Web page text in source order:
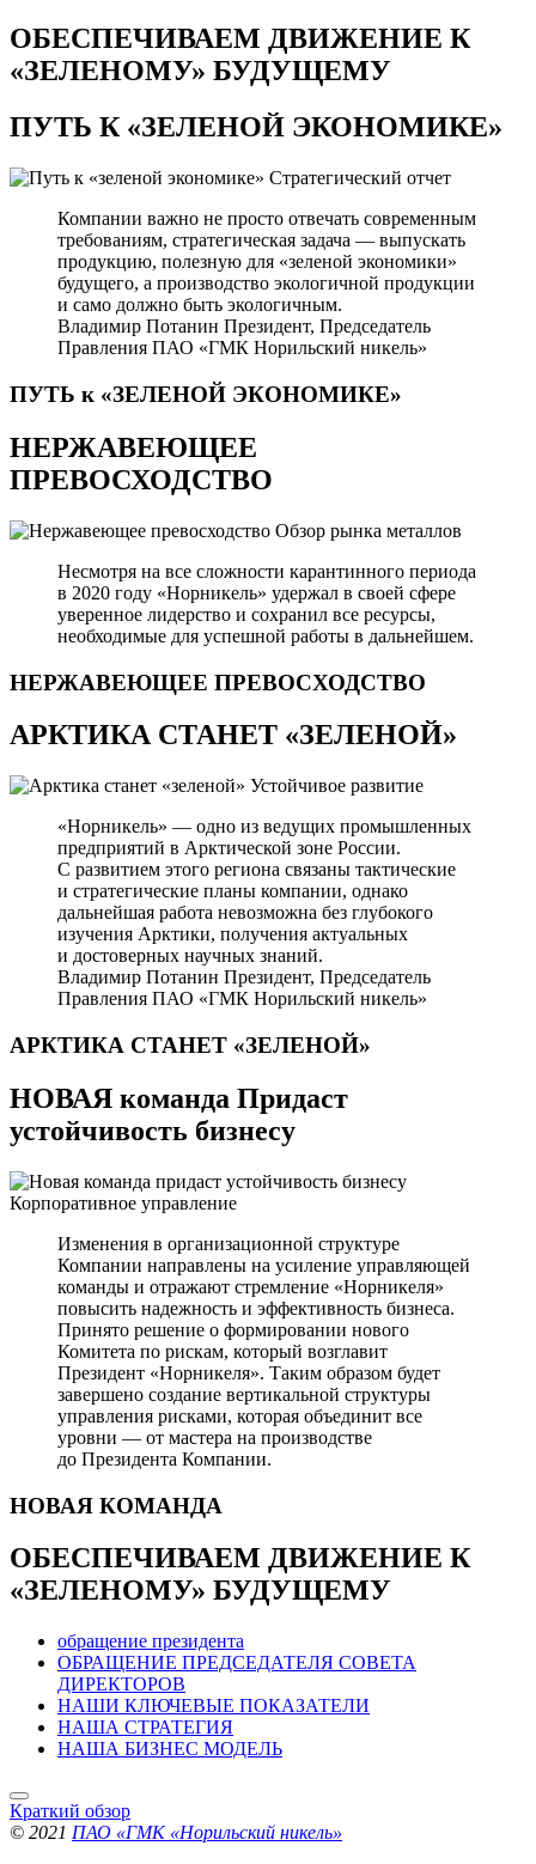
ОБЕСПЕЧИВАЕМ ДВИЖЕНИЕ К
«ЗЕЛЕНОМУ» БУДУЩЕМУ
ПУТЬ К«ЗЕЛЕНОЙ ЭКОНОМИКЕ»
Стратегический отчет
Компании важно не просто отвечать современным
требованиям, стратегическая задача — выпускать
продукцию, полезную для «зеленой экономики»
будущего, а производство экологичной продукции
и само должно быть экологичным.
Владимир Потанин Президент, Председатель
Правления ПАО «ГМК Норильский никель»
ПУТЬ к «ЗЕЛЕНОЙ ЭКОНОМИКЕ»
НЕРЖАВЕЮЩЕЕ
ПРЕВОСХОДСТВО
Обзор рынка металлов
Несмотря на все сложности карантинного периода
в 2020 году «Норникель» удержал в своей сфере
уверенное лидерство и сохранил все ресурсы,
необходимые для успешной работы в дальнейшем.
НЕРЖАВЕЮЩЕЕ ПРЕВОСХОДСТВО
АРКТИКА СТАНЕТ «ЗЕЛЕНОЙ»
Устойчивое развитие
«Норникель» — одно из ведущих промышленных
предприятий в Арктической зоне России.
С развитием этого региона связаны тактические
и стратегические планы компании, однако
дальнейшая работа невозможна без глубокого
изучения Арктики, получения актуальных
и достоверных научных знаний.
Владимир Потанин Президент, Председатель
Правления ПАО «ГМК Норильский никель»
АРКТИКА СТАНЕТ «ЗЕЛЕНОЙ»
НОВАЯ команда Придаст
устойчивость бизнесу
Корпоративное управление
Изменения в организационной структуре
Компании направлены на усиление управляющей
команды и отражают стремление «Норникеля»
повысить надежность и эффективность бизнеса.
Принято решение о формировании нового
Комитета по рискам, который возглавит
Президент «Норникеля». Таким образом будет
завершено создание вертикальной структуры
управления рисками, которая объединит все
уровни — от мастера на производстве
до Президента Компании.
НОВАЯ КОМАНДА
ОБЕСПЕЧИВАЕМ ДВИЖЕНИЕ К
«ЗЕЛЕНОМУ» БУДУЩЕМУ
обращение президента
ОБРАЩЕНИЕ ПРЕДСЕДАТЕЛЯ СОВЕТА
ДИРЕКТОРОВ
НАШИ КЛЮЧЕВЫЕ ПОКАЗАТЕЛИ
НАША СТРАТЕГИЯ
НАША БИЗНЕС МОДЕЛЬ
Краткий обзор
© 2021 ПАО «ГМК «Норильский никель»